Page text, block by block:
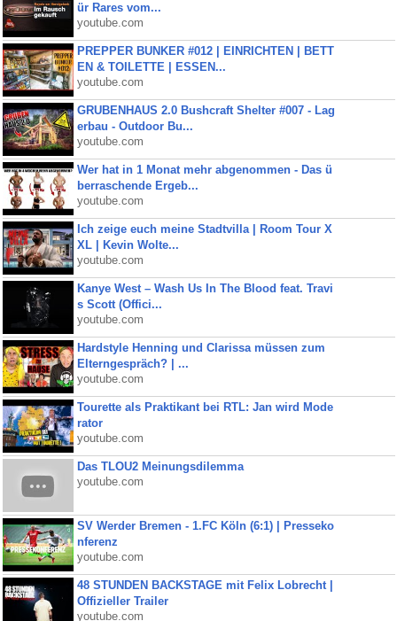
ür Rares vom...
youtube.com
PREPPER BUNKER #012 | EINRICHTEN | BETT
EN & TOILETTE | ESSEN...
youtube.com
GRUBENHAUS 2.0 Bushcraft Shelter #007 - Lag
erbau - Outdoor Bu...
youtube.com
Wer hat in 1 Monat mehr abgenommen - Das ü
berraschende Ergeb...
youtube.com
Ich zeige euch meine Stadtvilla | Room Tour X
XL | Kevin Wolte...
youtube.com
Kanye West – Wash Us In The Blood feat. Travi
s Scott (Offici...
youtube.com
Hardstyle Henning und Clarissa müssen zum
Elterngespräch? | ...
youtube.com
Tourette als Praktikant bei RTL: Jan wird Mode
rator
youtube.com
Das TLOU2 Meinungsdilemma
youtube.com
SV Werder Bremen - 1.FC Köln (6:1) | Presseko
nferenz
youtube.com
48 STUNDEN BACKSTAGE mit Felix Lobrecht |
Offizieller Trailer
youtube.com